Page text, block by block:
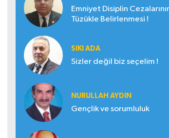
Emniyet Disiplin
Tüzükle Belirlenmesi !
SIKI ADA
Sizler değil biz seçelim !
NURULLAH AYDIN
Gençlik ve sorumluluk